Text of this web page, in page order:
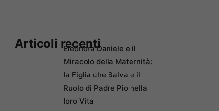
Articoli recentiEleonora Daniele e il
Miracolo della Maternità:
la Figlia che Salva e il
Ruolo di Padre Pio nella
loro Vita